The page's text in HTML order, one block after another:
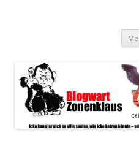
spiegeln im wesentlichen den